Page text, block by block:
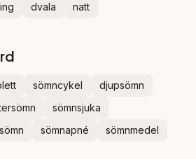
dvala natt
sömncykel
djupsömn
sömnsjuka
sömnapné
sömnmedel